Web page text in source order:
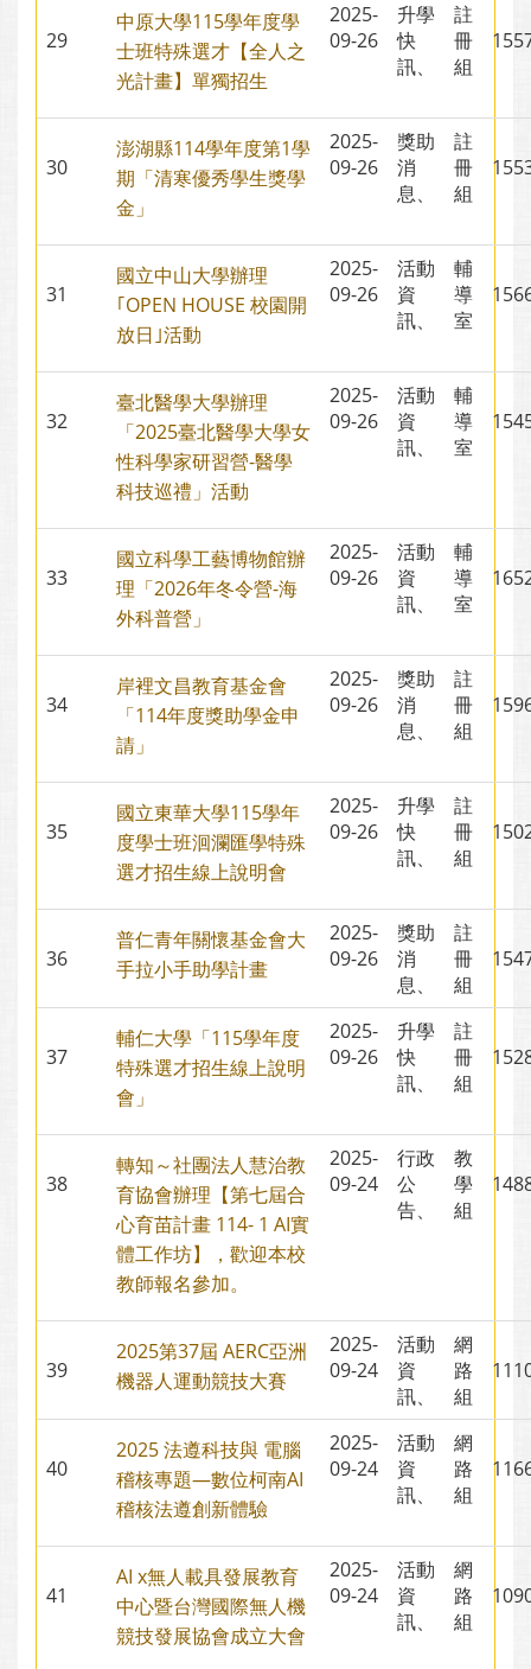
29
中原大學115學年度學
士班特殊選才【全人之
光計畫】單獨招生
2025-
09-26
升學
快
訊、
註
冊
組
30
澎湖縣114學年度第1學
期「清寒優秀學生獎學
金」
2025-
09-26
獎助
消
息、
註
冊
組
31
國立中山大學辦理
｢OPEN HOUSE 校園開
放日｣活動
2025-
09-26
活動
資
訊、
輔
導
室
32
臺北醫學大學辦理
「2025臺北醫學大學女
性科學家研習營-醫學
科技巡禮」活動
2025-
09-26
活動
資
訊、
輔
導
室
33
國立科學工藝博物館辦
理「2026年冬令營-海
外科普營」
2025-
09-26
活動
資
訊、
輔
導
室
34
岸裡文昌教育基金會
「114年度獎助學金申
請」
2025-
09-26
獎助
消
息、
註
冊
組
35
國立東華大學115學年
度學士班洄瀾匯學特殊
選才招生線上說明會
2025-
09-26
升學
快
訊、
註
冊
組
36
普仁青年關懷基金會大
手拉小手助學計畫
2025-
09-26
獎助
消
息、
註
冊
組
37
輔仁大學「115學年度
特殊選才招生線上說明
會」
2025-
09-26
升學
快
訊、
註
冊
組
38
轉知～社團法人慧治教
育協會辦理【第七屆合
心育苗計畫 114- 1 AI實
體工作坊】，歡迎本校
教師報名參加。
2025-
09-24
行政
公
告、
教
學
組
39
2025第37屆 AERC亞洲
機器人運動競技大賽
2025-
09-24
活動
資
訊、
網
路
組
40
2025 法遵科技與 電腦
稽核專題—數位柯南AI
稽核法遵創新體驗
2025-
09-24
活動
資
訊、
網
路
組
41
AI x無人載具發展教育
中心暨台灣國際無人機
競技發展協會成立大會
2025-
09-24
活動
資
訊、
網
路
組